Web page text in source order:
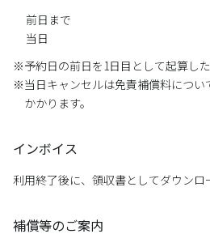
前日まで
当日
予約日の前日を1日目として起算し
当日キャンセルは免責補償料につ
かかります。
インボイス
利用終了後に、領収書としてダウン
補償等のご案内